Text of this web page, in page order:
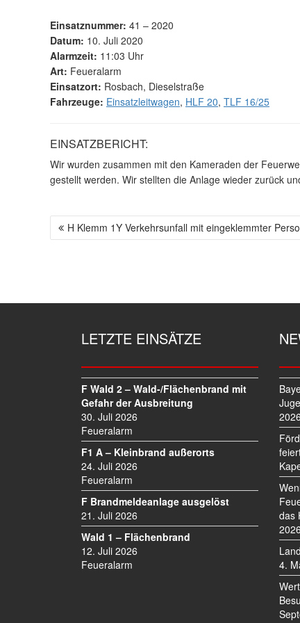
Einsatznummer: 41 – 2020
Datum: 10. Juli 2020
Alarmzeit: 11:03 Uhr
Art: Feueralarm
Einsatzort: Rosbach, Dieselstraße
Fahrzeuge: Einsatzleitwagen, HLF 20, TLF 16/25
EINSATZBERICHT:
Wir wurden zusammen mit den Kameraden der
gestellt werden. Wir stellten die Anlage wieder zurück
B
R
H Klemm 1Y Verkehrsunfall mit eingeklemmter
LETZTE EINSÄTZE
F Wald 2 – Wald-/Flächenbrand mit
Gefahr der Ausbreitung
30. Juli 2026
Feueralarm
F1 A – Kleinbrand außerorts
24. Juli 2026
Feueralarm
F Brandmeldeanlage ausgelöst
21. Juli 2026
Wald 1 – Flächenbrand
12. Juli 2026
Feueralarm
2026
das
2026
4.